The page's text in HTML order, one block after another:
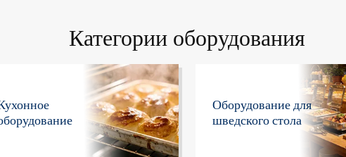
Категории оборудования
Оборудование для
шведского стола